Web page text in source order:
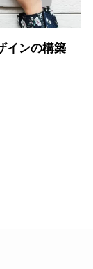
インの構築